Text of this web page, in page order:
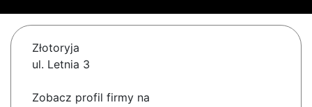
Złotoryja
ul. Letnia 3
Zobacz profil firmy na